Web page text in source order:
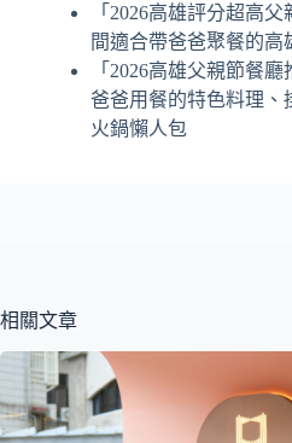
「2026高雄評分超高
間適合帶爸爸聚餐的高
「2026高雄父親節餐
爸爸用餐的特色料理、
火鍋懶人包
相關文章